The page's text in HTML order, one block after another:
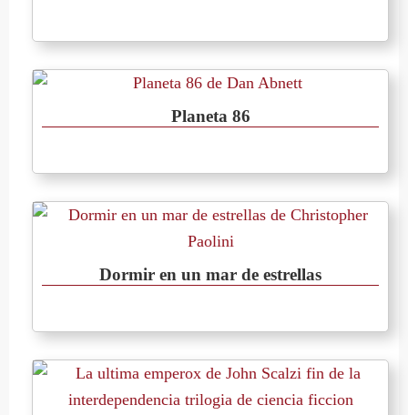
Planeta 86
Dormir en un mar de estrellas